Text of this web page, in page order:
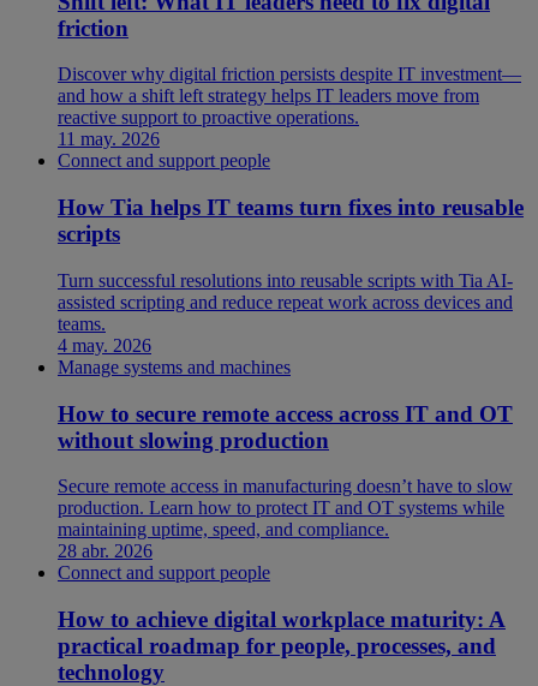
friction
Discover why digital friction persists despite IT investment—
and how a shift left strategy helps IT leaders move from
reactive support to proactive operations.
11 may. 2026
Connect and support people
How Tia helps IT teams turn fixes into reusable
scripts
Turn successful resolutions into reusable scripts with Tia AI-
assisted scripting and reduce repeat work across devices and
teams.
4 may. 2026
Manage systems and machines
How to secure remote access across IT and OT
without slowing production
Secure remote access in manufacturing doesn’t have to slow
production. Learn how to protect IT and OT systems while
maintaining uptime, speed, and compliance.
28 abr. 2026
Connect and support people
How to achieve digital workplace maturity: A
practical roadmap for people, processes, and
technology